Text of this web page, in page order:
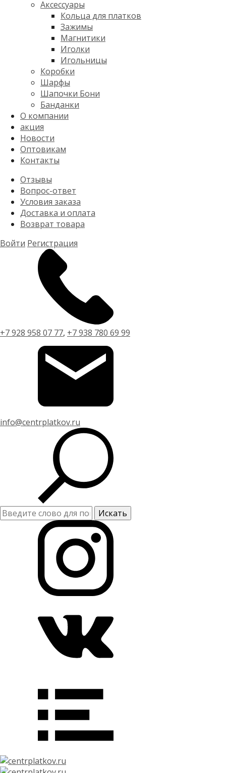
Аксессуары
Кольца для платков
Зажимы
Магнитики
Иголки
Игольницы
Коробки
Шарфы
Шапочки Бони
Банданки
О компании
акция
Новости
Оптовикам
Контакты
Отзывы
Вопрос-ответ
Условия заказа
Доставка и оплата
Возврат товара
Войти Регистрация
+7 928 958 07 77, +7 938 780 69 99
info@centrplatkov.ru